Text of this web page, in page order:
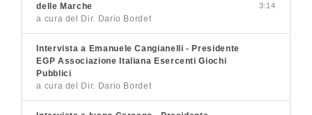
delle Marche
a cura del Dir. Dario Bordet
3:14
Intervista a Emanuele Cangianelli - Presidente
EGP Associazione Italiana Esercenti Giochi
Pubblici
a cura del Dir. Dario Bordet